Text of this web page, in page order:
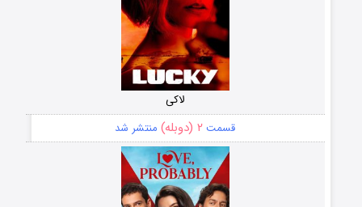
لاکی
قسمت ۲ (دوبله) منتشر شد